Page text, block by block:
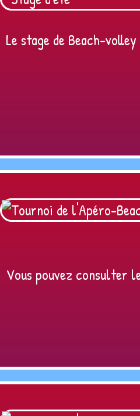
Le stage de Beach-
Vous pouvez consulter